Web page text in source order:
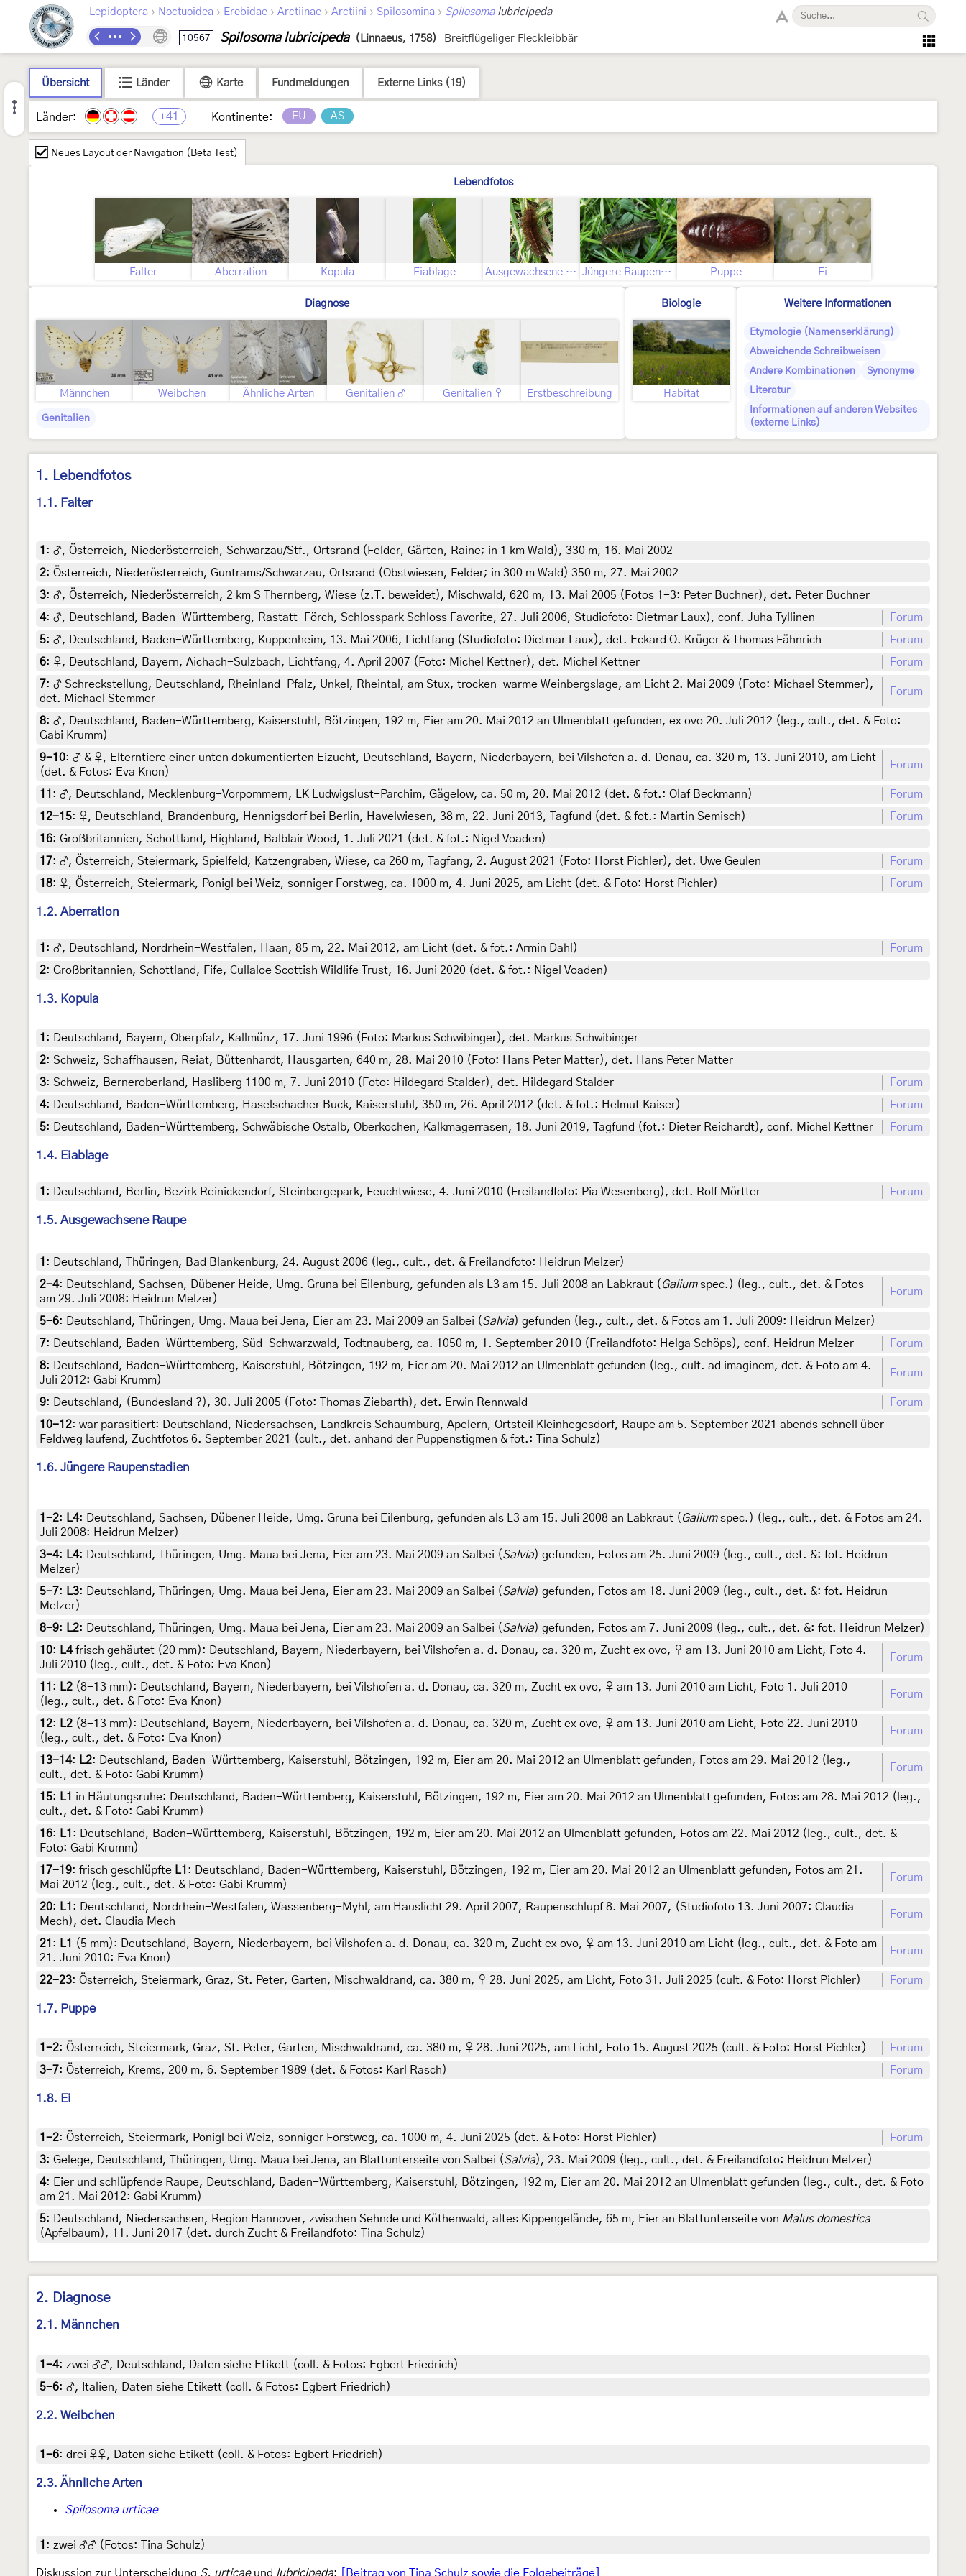
Lepidoptera › Noctuoidea › Erebidae › Arctiinae › Arctiini › Spilosomina › Spilosomalubricipeda
10567 Spilosoma lubricipeda (Linnaeus, 1758) Breitflügeliger Fleckleibbär
Übersicht Länder Karte Fundmeldungen Externe Links (19)
Länder: +41 Kontinente: EU AS
Neues Layout der Navigation (Beta Test)
Lebendfotos
Falter Aberration Kopula Eiablage Ausgewachsene Raupe Jüngere Raupenstadien Puppe Ei
Diagnose
Männchen Weibchen Ähnliche Arten Genitalien ♂ Genitalien ♀ Erstbeschreibung
Genitalien
Biologie
Habitat
Weitere Informationen
Etymologie (Namenserklärung)
Abweichende Schreibweisen
Andere Kombinationen
Synonyme
Literatur
Informationen auf anderen Websites
(externe Links)
1. Lebendfotos
1.1. Falter
1 : ♂, Österreich, Niederösterreich, Schwarzau/Stf., Ortsrand (Felder, Gärten, Raine; in 1 km Wald), 330 m, 16. Mai 2002
2: Österreich, Niederösterreich, Guntrams/Schwarzau, Ortsrand (Obstwiesen, Felder; in 300 m Wald) 350 m, 27. Mai 2002
3: ♂, Österreich, Niederösterreich, 2 km S Thernberg, Wiese (z.T. beweidet), Mischwald, 620 m, 13. Mai 2005 (Fotos 1-3: Peter Buchner), det. Peter Buchner
4: ♂, Deutschland, Baden-Württemberg, Rastatt-Förch, Schlosspark Schloss Favorite, 27. Juli 2006, Studiofoto: Dietmar Laux), conf. Juha Tyllinen
Forum
5: ♂, Deutschland, Baden-Württemberg, Kuppenheim, 13. Mai 2006, Lichtfang (Studiofoto: Dietmar Laux), det. Eckard O. Krüger & Thomas Fähnrich
Forum
6: ♀, Deutschland, Bayern, Aichach-Sulzbach, Lichtfang, 4. April 2007 (Foto: Michel Kettner), det. Michel Kettner
Forum
7: ♂ Schreckstellung, Deutschland, Rheinland-Pfalz, Unkel, Rheintal, am Stux, trocken-warme Weinbergslage, am Licht 2. Mai 2009 (Foto: Michael Stemmer),
det. Michael Stemmer
Forum
8: ♂, Deutschland, Baden-Württemberg, Kaiserstuhl, Bötzingen, 192 m, Eier am 20. Mai 2012 an Ulmenblatt gefunden, ex ovo 20. Juli 2012 (leg., cult., det. & Foto:
Gabi Krumm)
9-10: ♂ & ♀, Elterntiere einer unten dokumentierten Eizucht, Deutschland, Bayern, Niederbayern, bei Vilshofen a. d. Donau, ca. 320 m, 13. Juni 2010, am Licht
(det. & Fotos: Eva Knon)
Forum
11 : ♂, Deutschland, Mecklenburg-Vorpommern, LK Ludwigslust-Parchim, Gägelow, ca. 50 m, 20. Mai 2012 (det. & fot.: Olaf Beckmann)
Forum
12-15: ♀, Deutschland, Brandenburg, Hennigsdorf bei Berlin, Havelwiesen, 38 m, 22. Juni 2013, Tagfund (det. & fot.: Martin Semisch)
Forum
16: Großbritannien, Schottland, Highland, Balblair Wood, 1. Juli 2021 (det. & fot.: Nigel Voaden)
17: ♂, Österreich, Steiermark, Spielfeld, Katzengraben, Wiese, ca 260 m, Tagfang, 2. August 2021 (Foto: Horst Pichler), det. Uwe Geulen
Forum
18: ♀, Österreich, Steiermark, Ponigl bei Weiz, sonniger Forstweg, ca. 1000 m, 4. Juni 2025, am Licht (det. & Foto: Horst Pichler) Forum
1.2. Aberration
1 : ♂, Deutschland, Nordrhein-Westfalen, Haan, 85 m, 22. Mai 2012, am Licht (det. & fot.: Armin Dahl)
Forum
2: Großbritannien, Schottland, Fife, Cullaloe Scottish Wildlife Trust, 16. Juni 2020 (det. & fot.: Nigel Voaden)
1.3. Kopula
1 : Deutschland, Bayern, Oberpfalz, Kallmünz, 17. Juni 1996 (Foto: Markus Schwibinger), det. Markus Schwibinger
2: Schweiz, Schaffhausen, Reiat, Büttenhardt, Hausgarten, 640 m, 28. Mai 2010 (Foto: Hans Peter Matter), det. Hans Peter Matter
3: Schweiz, Berneroberland, Hasliberg 1100 m, 7. Juni 2010 (Foto: Hildegard Stalder), det. Hildegard Stalder
Forum
4: Deutschland, Baden-Württemberg, Haselschacher Buck, Kaiserstuhl, 350 m, 26. April 2012 (det. & fot.: Helmut Kaiser)
Forum
5: Deutschland, Baden-Württemberg, Schwäbische Ostalb, Oberkochen, Kalkmagerrasen, 18. Juni 2019, Tagfund (fot.: Dieter Reichardt), conf. Michel Kettner Forum
1.4. Eiablage
1 : Deutschland, Berlin, Bezirk Reinickendorf, Steinbergepark, Feuchtwiese, 4. Juni 2010 (Freilandfoto: Pia Wesenberg), det. Rolf Mörtter Forum
1.5. Ausgewachsene Raupe
1 : Deutschland, Thüringen, Bad Blankenburg, 24. August 2006 (leg., cult., det. & Freilandfoto: Heidrun Melzer)
2-4: Deutschland, Sachsen, Dübener Heide, Umg. Gruna bei Eilenburg, gefunden als L3 am 15. Juli 2008 an Labkraut ( Galiumspec.) (leg., cult., det. & Fotos
am 29. Juli 2008: Heidrun Melzer)
Forum
5-6: Deutschland, Thüringen, Umg. Maua bei Jena, Eier am 23. Mai 2009 an Salbei (Salvia) gefunden (leg., cult., det. & Fotos am 1. Juli 2009: Heidrun Melzer)
7: Deutschland, Baden-Württemberg, Süd-Schwarzwald, Todtnauberg, ca. 1050 m, 1. September 2010 (Freilandfoto: Helga Schöps), conf. Heidrun Melzer
Forum
8: Deutschland, Baden-Württemberg, Kaiserstuhl, Bötzingen, 192 m, Eier am 20. Mai 2012 an Ulmenblatt gefunden (leg., cult. ad imaginem, det. & Foto am 4.
Juli 2012: Gabi Krumm)
Forum
9: Deutschland, (Bundesland ?), 30. Juli 2005 (Foto: Thomas Ziebarth), det. Erwin Rennwald
Forum
10-12: war parasitiert: Deutschland, Niedersachsen, Landkreis Schaumburg, Apelern, Ortsteil Kleinhegesdorf, Raupe am 5. September 2021 abends schnell über
Feldweg laufend, Zuchtfotos 6. September 2021 (cult., det. anhand der Puppenstigmen & fot.: Tina Schulz)
1.6. Jüngere Raupenstadien
1-2: L4: Deutschland, Sachsen, Dübener Heide, Umg. Gruna bei Eilenburg, gefunden als L3 am 15. Juli 2008 an Labkraut ( Galiumspec.) (leg., cult., det. & Fotos am 24.
Juli 2008: Heidrun Melzer)
3-4: L4: Deutschland, Thüringen, Umg. Maua bei Jena, Eier am 23. Mai 2009 an Salbei (Salvia) gefunden, Fotos am 25. Juni 2009 (leg., cult., det. &: fot. Heidrun
Melzer)
5-7: L3: Deutschland, Thüringen, Umg. Maua bei Jena, Eier am 23. Mai 2009 an Salbei (Salvia) gefunden, Fotos am 18. Juni 2009 (leg., cult., det. &: fot. Heidrun
Melzer)
8-9: L2: Deutschland, Thüringen, Umg. Maua bei Jena, Eier am 23. Mai 2009 an Salbei (Salvia) gefunden, Fotos am 7. Juni 2009 (leg., cult., det. &: fot. Heidrun Melzer)
10: L4frisch gehäutet (20 mm): Deutschland, Bayern, Niederbayern, bei Vilshofen a. d. Donau, ca. 320 m, Zucht ex ovo, ♀ am 13. Juni 2010 am Licht, Foto 4.
Juli 2010 (leg., cult., det. & Foto: Eva Knon)
Forum
11 : L2 (8-13 mm): Deutschland, Bayern, Niederbayern, bei Vilshofen a. d. Donau, ca. 320 m, Zucht ex ovo, ♀ am 13. Juni 2010 am Licht, Foto 1. Juli 2010
(leg., cult., det. & Foto: Eva Knon)
Forum
12: L2 (8-13 mm): Deutschland, Bayern, Niederbayern, bei Vilshofen a. d. Donau, ca. 320 m, Zucht ex ovo, ♀ am 13. Juni 2010 am Licht, Foto 22. Juni 2010
(leg., cult., det. & Foto: Eva Knon)
Forum
13-14: L2: Deutschland, Baden-Württemberg, Kaiserstuhl, Bötzingen, 192 m, Eier am 20. Mai 2012 an Ulmenblatt gefunden, Fotos am 29. Mai 2012 (leg.,
cult., det. & Foto: Gabi Krumm)
Forum
15: L1 in Häutungsruhe: Deutschland, Baden-Württemberg, Kaiserstuhl, Bötzingen, 192 m, Eier am 20. Mai 2012 an Ulmenblatt gefunden, Fotos am 28. Mai 2012 (leg.,
cult., det. & Foto: Gabi Krumm)
16: L1 : Deutschland, Baden-Württemberg, Kaiserstuhl, Bötzingen, 192 m, Eier am 20. Mai 2012 an Ulmenblatt gefunden, Fotos am 22. Mai 2012 (leg., cult., det. &
Foto: Gabi Krumm)
17-19: frisch geschlüpfte L1 : Deutschland, Baden-Württemberg, Kaiserstuhl, Bötzingen, 192 m, Eier am 20. Mai 2012 an Ulmenblatt gefunden, Fotos am 21.
Mai 2012 (leg., cult., det. & Foto: Gabi Krumm)
Forum
20: L1 : Deutschland, Nordrhein-Westfalen, Wassenberg-Myhl, am Hauslicht 29. April 2007, Raupenschlupf 8. Mai 2007, (Studiofoto 13. Juni 2007: Claudia
Mech), det. Claudia Mech
Forum
21 : L1
(5 mm): Deutschland, Bayern, Niederbayern, bei Vilshofen a. d. Donau, ca. 320 m, Zucht ex ovo, ♀ am 13. Juni 2010 am Licht (leg., cult., det. & Foto am
21. Juni 2010: Eva Knon)
Forum
22-23: Österreich, Steiermark, Graz, St. Peter, Garten, Mischwaldrand, ca. 380 m, ♀ 28. Juni 2025, am Licht, Foto 31. Juli 2025 (cult. & Foto: Horst Pichler) Forum
1.7. Puppe
1-2: Österreich, Steiermark, Graz, St. Peter, Garten, Mischwaldrand, ca. 380 m, ♀ 28. Juni 2025, am Licht, Foto 15. August 2025 (cult. & Foto: Horst Pichler)
Forum
3-7: Österreich, Krems, 200 m, 6. September 1989 (det. & Fotos: Karl Rasch) Forum
1.8. Ei
1-2: Österreich, Steiermark, Ponigl bei Weiz, sonniger Forstweg, ca. 1000 m, 4. Juni 2025 (det. & Foto: Horst Pichler)
Forum
3: Gelege, Deutschland, Thüringen, Umg. Maua bei Jena, an Blattunterseite von Salbei (Salvia), 23. Mai 2009 (leg., cult., det. & Freilandfoto: Heidrun Melzer)
4: Eier und schlüpfende Raupe, Deutschland, Baden-Württemberg, Kaiserstuhl, Bötzingen, 192 m, Eier am 20. Mai 2012 an Ulmenblatt gefunden (leg., cult., det. & Foto
am 21. Mai 2012: Gabi Krumm)
5: Deutschland, Niedersachsen, Region Hannover, zwischen Sehnde und Köthenwald, altes Kippengelände, 65 m, Eier an Blattunterseite von Malus domestica
(Apfelbaum), 11. Juni 2017 (det. durch Zucht & Freilandfoto: Tina Schulz)
2. Diagnose
2.1. Männchen
1-4: zwei ♂♂, Deutschland, Daten siehe Etikett (coll. & Fotos: Egbert Friedrich)
5-6: ♂, Italien, Daten siehe Etikett (coll. & Fotos: Egbert Friedrich)
2.2. Weibchen
1-6: drei ♀♀, Daten siehe Etikett (coll. & Fotos: Egbert Friedrich)
2.3. Ähnliche Arten
Spilosoma urticae
1 : zwei ♂♂ (Fotos: Tina Schulz)
Diskussion zur Unterscheidung S. urticaeund lubricipeda: [Beitrag von Tina Schulz sowie die Folgebeiträge]